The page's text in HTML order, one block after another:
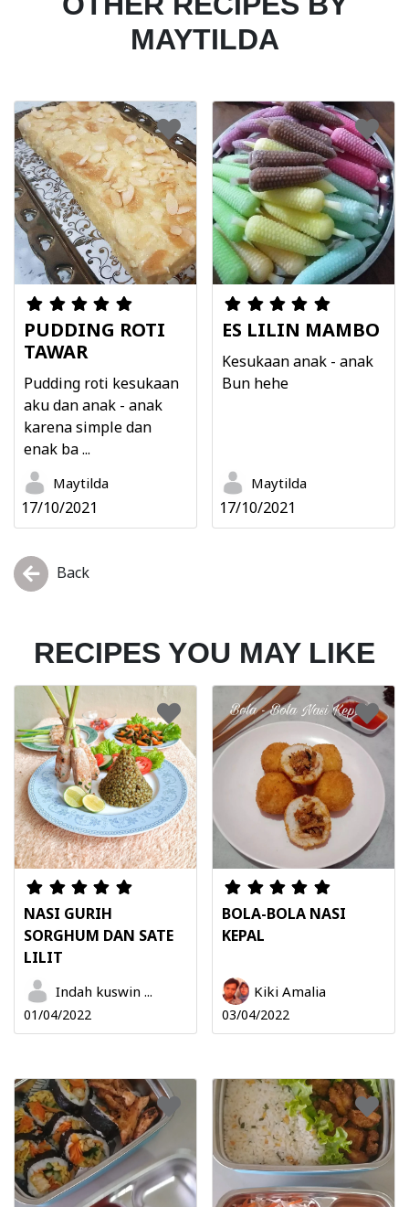
MAYTILDA
PUDDING ROTI
TAWAR
Pudding roti kesukaan
aku dan anak - anak
karena simple dan
enak ba ...
Maytilda
17/10/2021
ES LILIN MAMBO
Kesukaan anak - anak
Bun hehe
Maytilda
17/10/2021
Back
RECIPES YOU MAY LIKE
NASI GURIH
SORGHUM DAN SATE
LILIT
Indah kuswin ...
01/04/2022
BOLA-BOLA NASI
KEPAL
Kiki Amalia
03/04/2022